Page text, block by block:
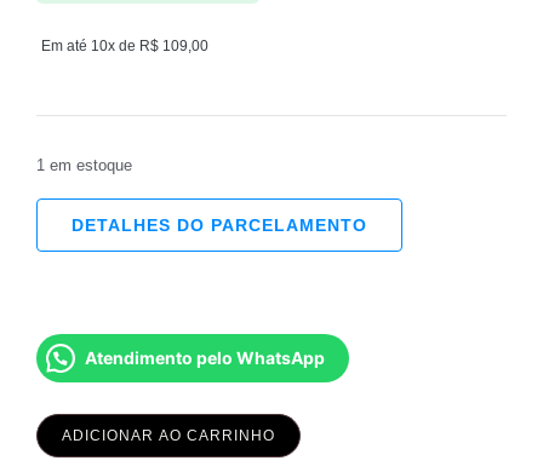
Em até 10x de R$ 109,00
1 em estoque
DETALHES DO PARCELAMENTO
Atendimento pelo WhatsApp
ADICIONAR AO CARRINHO